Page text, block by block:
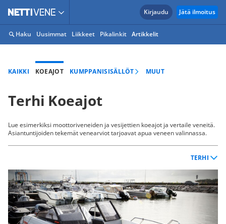
Kirjaudu Jätä ilmoitus
Haku Uusimmat Liikkeet Pikalinkit Artikkelit
KAIKKI KOEAJOT KUMPPANISISÄLLÖT MUUT
Terhi Koeajot
Lue esimerkiksi moottoriveneiden ja vesijettien koeajot ja vertaile veneitä.
Asiantuntijoiden tekemät venearviot tarjoavat apua veneen valinnassa.